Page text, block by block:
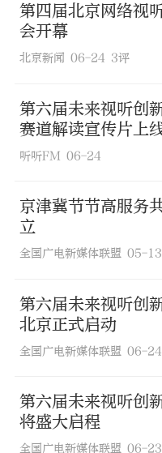
第四届北京网络视
会开幕
北京新闻 06-24 3评
第六届未来视听创
赛道解读宣传片上线
听听FM 06-24
京津冀节节高服务
立
全国广电新媒体联盟 05-13
第六届未来视听创
北京正式启动
全国广电新媒体联盟 06-24
第六届未来视听创
将盛大启程
全国广电新媒体联盟 06-23